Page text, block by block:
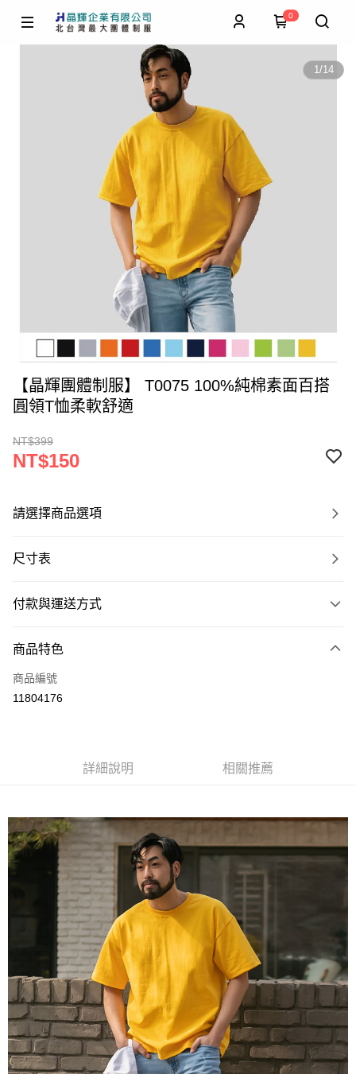
0
1/14
【晶輝團體制服】 T0075 100%純棉素面百搭
圓領T恤柔軟舒適
NT$399
NT$150
請選擇商品選項
尺寸表
付款與運送方式
信用卡一次付款
運送方式
商品特色
商品編號
11804176
詳細說明 相關推薦